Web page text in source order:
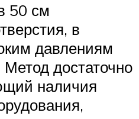
50 см
в
давлениям
достаточно
наличия